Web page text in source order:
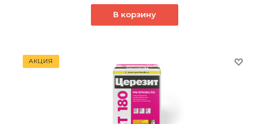
В корзину
АКЦИЯ